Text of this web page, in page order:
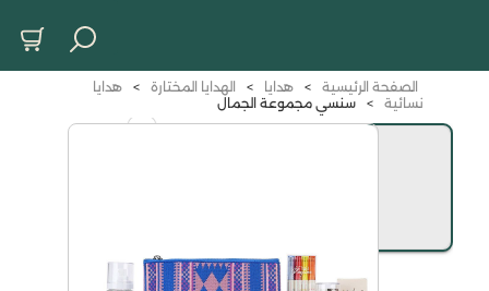
الصفحة الرئيسية > هدايا > الهدايا المختارة >
هدايا
نسائية
> سنسي مجموعة الجمال